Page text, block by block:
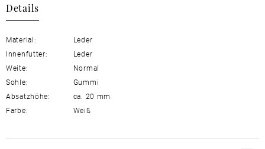
Details
Material:
Leder
Innenfutter:
Leder
Weite:
Normal
Sohle:
Gummi
Absatzhöhe:
ca. 20 mm
Farbe:
Weiß